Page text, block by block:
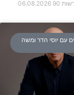
90
06.08.2026
עם יוסי הדר ומשה